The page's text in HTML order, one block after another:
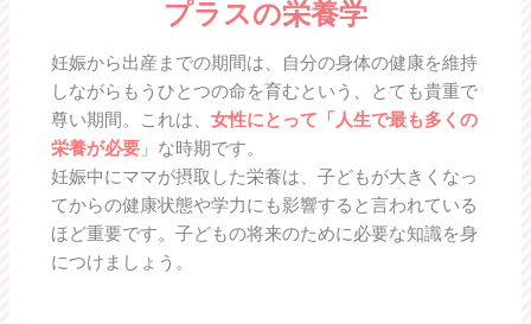
プラスの栄養学
妊娠から出産までの期間は、自分の身体の健康を維持
しながらもうひとつの命を育むという、とても貴重で
尊い期間。これは、女性にとって「人生で最も多くの
栄養が必要 」な時期です。
妊娠中にママが摂取した栄養は、子どもが大きくなっ
てからの健康状態や学力にも影響すると言われている
ほど重要です。子どもの将来のために必要な知識を身
につけましょう。